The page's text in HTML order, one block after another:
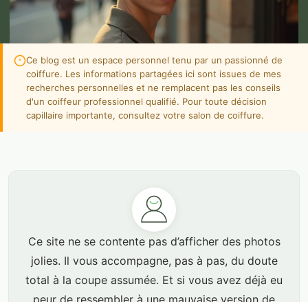
Ce blog est un espace personnel tenu par un passionné de
coiffure. Les informations partagées ici sont issues de mes
recherches personnelles et ne remplacent pas les conseils
d'un coiffeur professionnel qualifié. Pour toute décision
capillaire importante, consultez votre salon de coiffure.
Ce site ne se contente pas d’afficher des photos
jolies. Il vous accompagne, pas à pas, du doute
total à la coupe assumée. Et si vous avez déjà eu
peur de ressembler à une mauvaise version de